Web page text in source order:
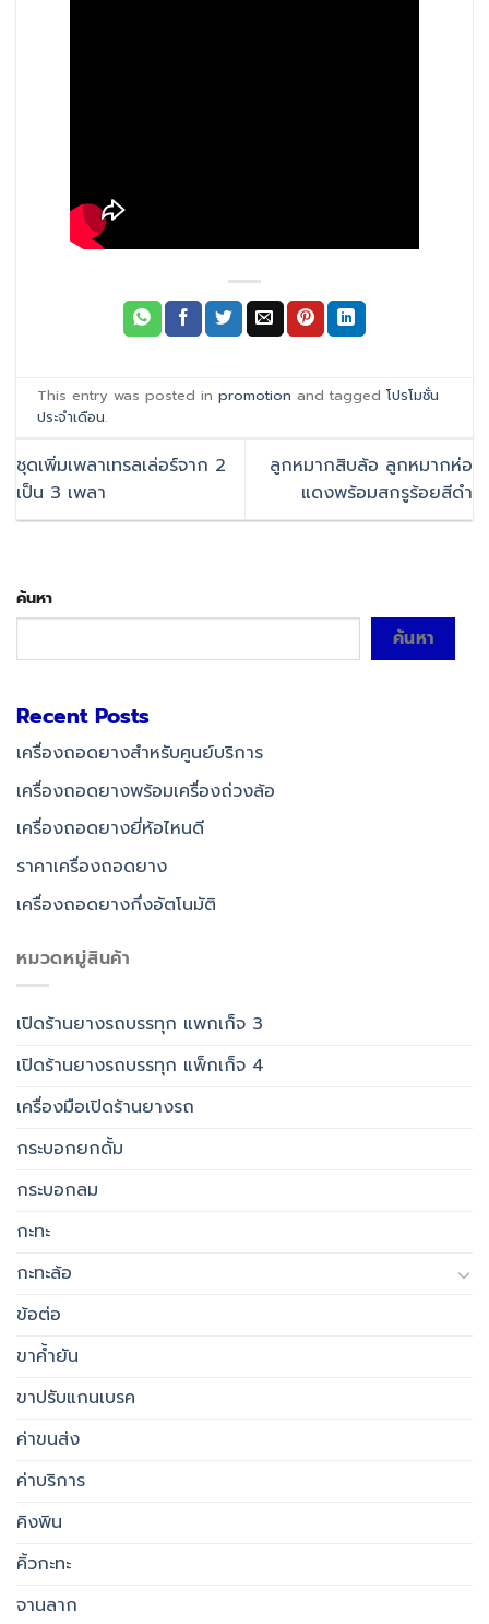
This entry was posted inpromotion and taggedโปรโมชั่น
ประจำเดือน.
ชุดเพิ่มเพลาเทรลเล่อร์จาก 2
เป็น 3 เพลา
ลูกหมากสิบล้อ ลูกหมากห่อ
แดงพร้อมสกรูร้อยสีดำ
ค้นหา
ค้นหา
Recent Posts
เครื่องถอดยางสำหรับศูนย์บริการ
เครื่องถอดยางพร้อมเครื่องถ่วงล้อ
เครื่องถอดยางยี่ห้อไหนดี
ราคาเครื่องถอดยาง
เครื่องถอดยางกึ่งอัตโนมัติ
หมวดหมู่สินค้า
เปิดร้านยางรถบรรทุก แพกเก็จ 3
เปิดร้านยางรถบรรทุก แพ็กเก็จ 4
เครื่องมือเปิดร้านยางรถ
กระบอกยกดั้ม
กระบอกลม
กะทะ
กะทะล้อ
ข้อต่อ
ขาค้ำยัน
ขาปรับแกนเบรค
ค่าขนส่ง
ค่าบริการ
คิงพิน
คิ้วกะทะ
จานลาก